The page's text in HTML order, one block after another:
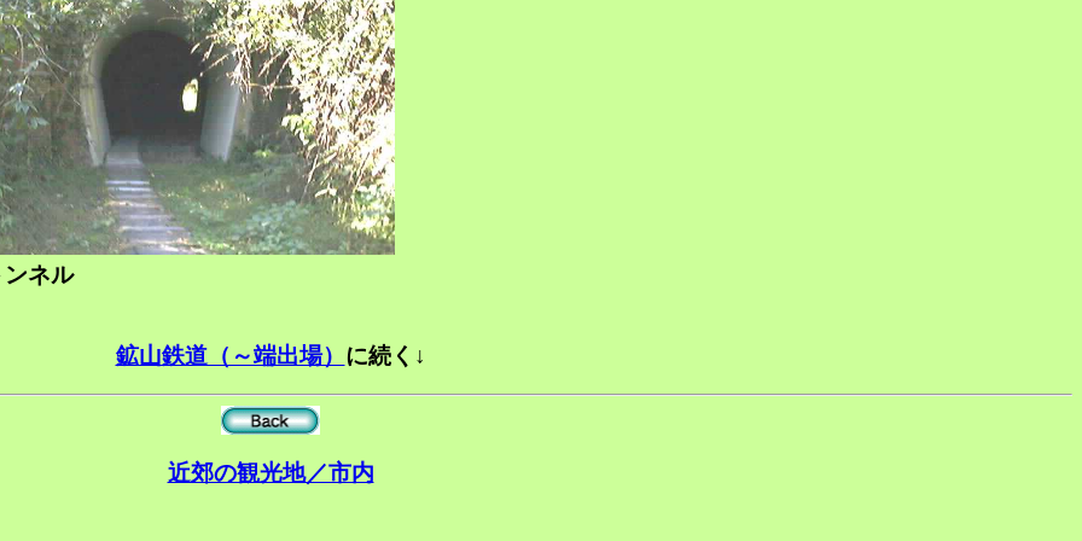
ネル
鉱山鉄道（～端出場） に続く↓
近郊の観光地／市内